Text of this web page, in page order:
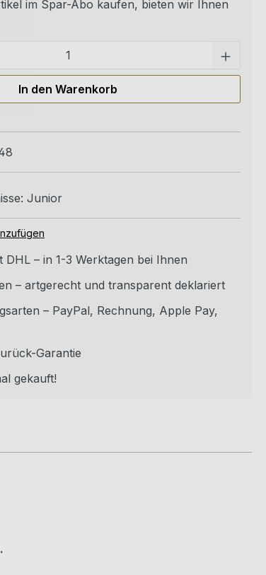
im Spar-Abo kaufen, bieten wir Ihnen
In den Warenkorb
Junior
DHL – in 1-3 Werktagen bei Ihnen
– artgerecht und transparent deklariert
– PayPal, Rechnung, Apple Pay,
Garantie
gekauft!